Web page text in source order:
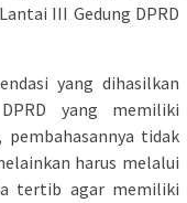
III Gedung DPRD
yang dihasilkan
yang memiliki
pembahasannya tidak
harus melalui
tertib agar memiliki